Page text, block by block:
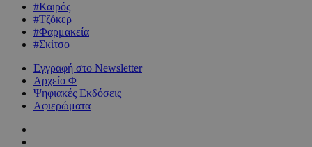
#Καιρός
#Τζόκερ
#Φαρμακεία
#Σκίτσο
Εγγραφή στο Newsletter
Αρχείο Φ
Ψηφιακές Εκδόσεις
Αφιερώματα